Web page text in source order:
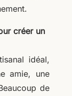
créer un
idéal,
amie, une
de